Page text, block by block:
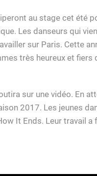
au stage cet été
Les danseurs qui
sur Paris. Cette
très heureux et fiers
sur une vidéo. En
2017. Les jeunes
It Ends. Leur travail